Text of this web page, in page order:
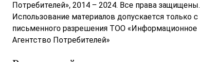
Потребителей», 2014 – 2024. Все права защищены.
Использование материалов допускается только с
письменного разрешения ТОО «Информационное
Агентство Потребителей»